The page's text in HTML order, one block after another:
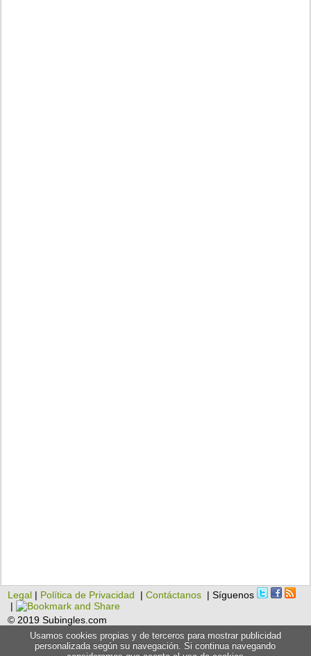
Legal | Política de Privacidad |Contáctanos | Síguenos
|
© 2019 Subingles.com
Usamos cookies propias y de terceros para mostrar publicidad
personalizada según su navegación. Si continua navegando